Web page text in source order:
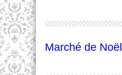
Marché de